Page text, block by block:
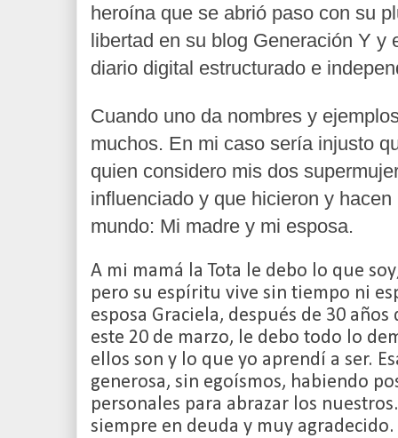
heroína que se abrió paso con su
libertad en su blog Generación Y y
diario digital estructurado e
Cuando uno da nombres y
muchos. En mi caso sería injusto
quien considero mis dos
influenciado y que hicieron y
mundo: Mi madre y mi esposa.
A mi mamá la Tota le debo lo que
pero su espíritu vive sin tiempo ni
esposa Graciela, después de 30
este 20 de marzo, le debo todo lo
ellos son y lo que yo aprendí a ser.
generosa, sin egoísmos, habiendo
personales para abrazar los
siempre en deuda y muy agradecido.